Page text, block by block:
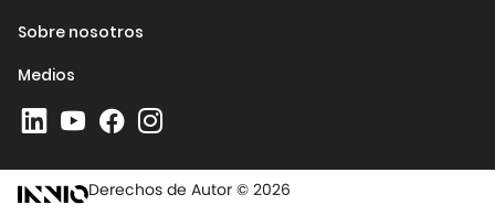
Sobre nosotros
Medios
Derechos de Autor © 2026